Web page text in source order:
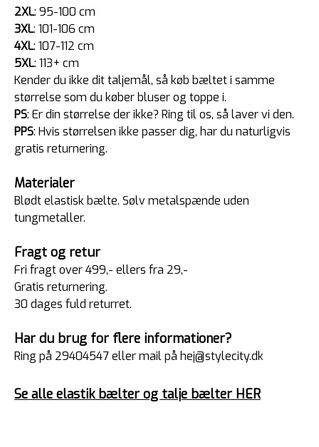
2XL: 95-100 cm
3XL: 101-106 cm
4XL: 107-112 cm
5XL: 113+ cm
Kender du ikke dit taljemål, så køb bæltet i samme
størrelse som du køber bluser og toppe i.
PS: Er din størrelse der ikke? Ring til os, så laver vi den.
PPS: Hvis størrelsen ikke passer dig, har du naturligvis
gratis returnering.
Materialer
Blødt elastisk bælte. Sølv metalspænde uden
tungmetaller.
Fragt og retur
Fri fragt over 499,- ellers fra 29,-
Gratis returnering.
30 dages fuld returret.
Har du brug for flere informationer?
Ring på 29404547 eller mail på hej@stylecity.dk
Se alle elastik bælter og talje bælter HER